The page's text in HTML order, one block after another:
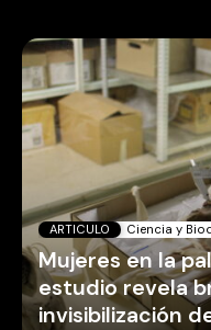
ARTICULO Ciencia y
Mujeres en la
estudio revela
invisibilización